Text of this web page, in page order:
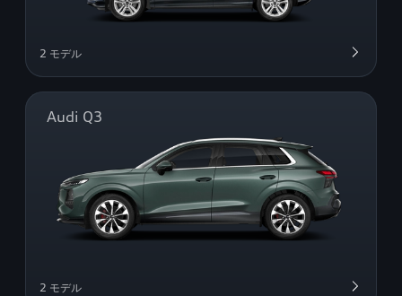
2 モデル
Audi Q3
2 モデル